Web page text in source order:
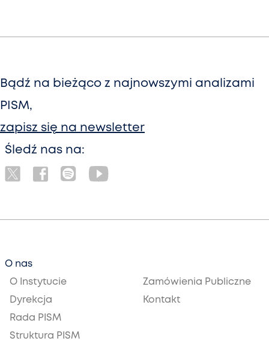
Bądź na bieżąco z najnowszymi analizami
PISM,
zapisz się na newsletter
Śledź nas na:
O nas
O Instytucie
Dyrekcja
Rada PISM
Struktura PISM
Zamówienia Publiczne
Kontakt